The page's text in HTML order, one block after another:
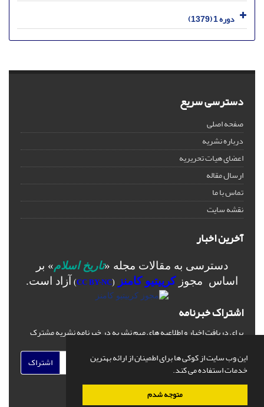
این وب سایت از کوکی ها برای اطمینان از ارائه بهترین
خدمات استفاده می کند.
متوجه شدم
دوره 1 (1379)
دسترسی سریع
صفحه اصلی
درباره نشریه
اعضای هیات تحریریه
ارسال مقاله
تماس با ما
نقشه سایت
آخرین اخبار
دسترسی به مقالات مجله «تاریخ اسلام» بر
اساس مجوزکرییتیو کامنز (
CC BY-NC
) آزاد است.
اشتراک خبرنامه
برای دریافت اخبار و اطلاعیه های مهم نشریه در خبرنامه نشریه مشترک
اشتراک